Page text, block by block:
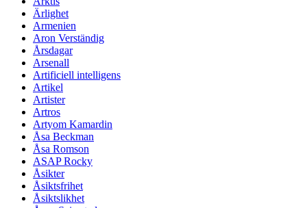
Ärlighet
Armenien
Aron Verständig
Årsdagar
Arsenall
Artificiell intelligens
Artikel
Artister
Artros
Artyom Kamardin
Åsa Beckman
Åsa Romson
ASAP Rocky
Åsikter
Åsiktsfrihet
Åsiktslikhet